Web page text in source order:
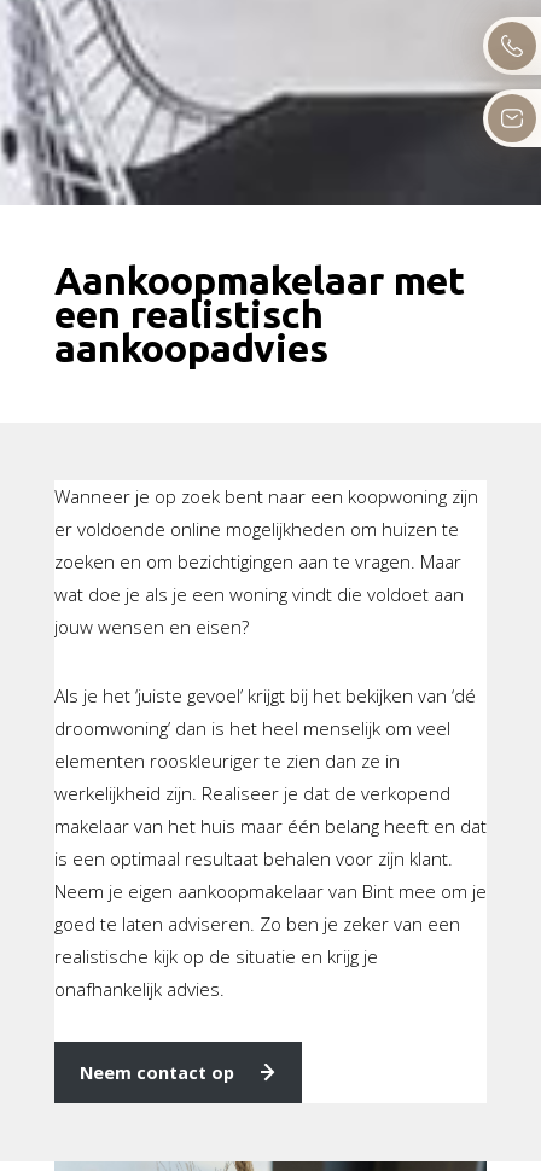
Aankoopmakelaar met
een realistisch
aankoopadvies
Wanneer je op zoek bent naar een koopwoning zijn
er voldoende online mogelijkheden om huizen te
zoeken en om bezichtigingen aan te vragen. Maar
wat doe je als je een woning vindt die voldoet aan
jouw wensen en eisen?
Als je het ‘juiste gevoel’ krijgt bij het bekijken van ‘dé
droomwoning’ dan is het heel menselijk om veel
elementen rooskleuriger te zien dan ze in
werkelijkheid zijn. Realiseer je dat de verkopend
makelaar van het huis maar één belang heeft en dat
is een optimaal resultaat behalen voor zijn klant.
Neem je eigen aankoopmakelaar van Bint mee om je
goed te laten adviseren. Zo ben je zeker van een
realistische kijk op de situatie en krijg je
onafhankelijk advies.
Neem contact op